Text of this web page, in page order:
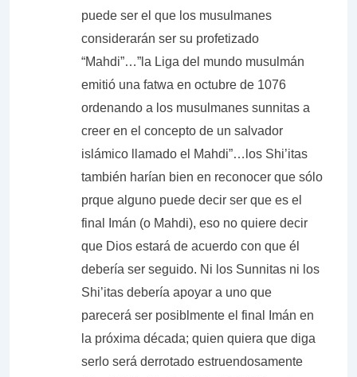
puede ser el que los musulmanes
considerarán ser su profetizado
“Mahdi”…”la Liga del mundo musulmán
emitió una fatwa en octubre de 1076
ordenando a los musulmanes sunnitas a
creer en el concepto de un salvador
islámico llamado el Mahdi”…los Shi’itas
también harían bien en reconocer que sólo
prque alguno puede decir ser que es el
final Imán (o Mahdi), eso no quiere decir
que Dios estará de acuerdo con que él
debería ser seguido. Ni los Sunnitas ni los
Shi’itas debería apoyar a uno que
parecerá ser posiblmente el final Imán en
la próxima década; quien quiera que diga
serlo será derrotado estruendosamente